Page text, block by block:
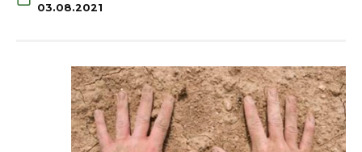
03.08.2021